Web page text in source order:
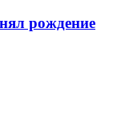
рождение